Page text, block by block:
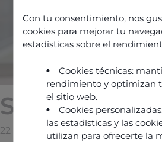
Con tu consentimiento, nos
cookies para mejorar tu
estadísticas sobre el
Cookies técnicas:
rendimiento y optimizan
el sitio web.
Cookies
las estadísticas y las
utilizan para ofrecerte la
Stephan
22 Février 2026